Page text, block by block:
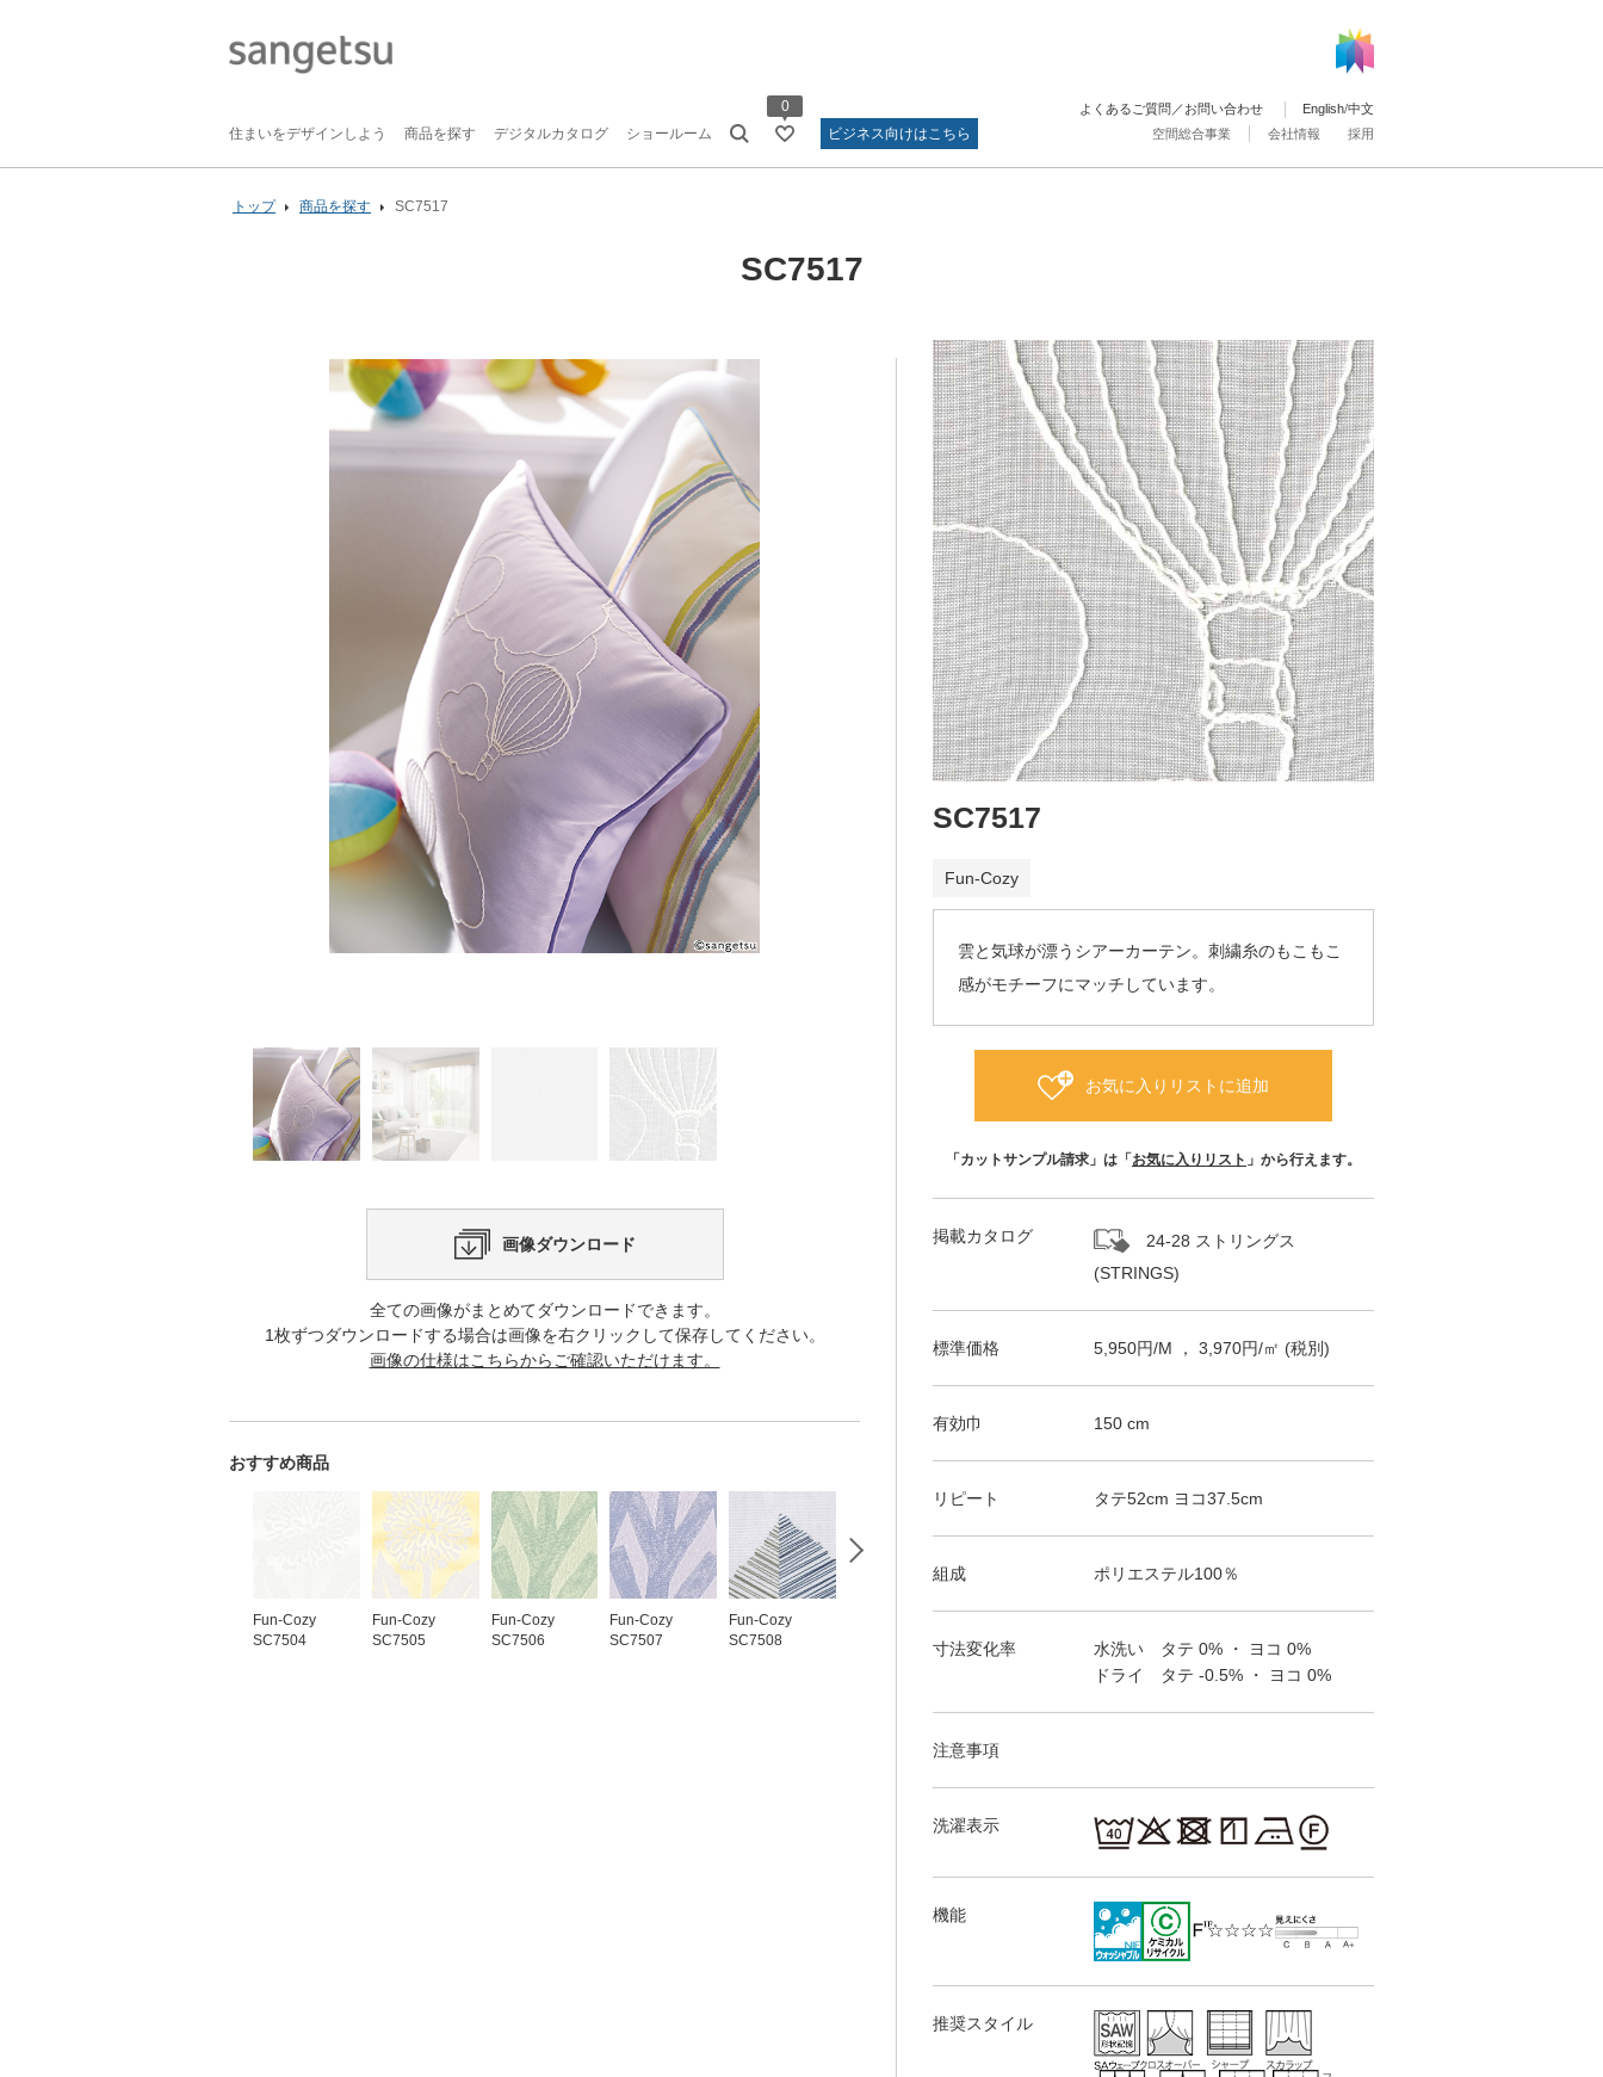
住まいをデザインしよう 商品を探す デジタルカタログ ショールーム
0
ビジネス向けはこちら
空間総合事業 会社情報 採用
よくあるご質問／お問い合わせ English/中文
トップ 商品を探す SC7517
SC7517
画像ダウンロード
全ての画像がまとめてダウンロードできます。
1枚ずつダウンロードする場合は画像を右クリックして保存してください。
画像の仕様はこちらからご確認いただけます。
おすすめ商品
Fun‐Cozy
SC7504
Fun‐Cozy
SC7505
Fun‐Cozy
SC7506
Fun‐Cozy
SC7507
Fun‐Cozy
SC7508
SC7510
SC7511
SC7512
SC7517
Fun‐Cozy
雲と気球が漂うシアーカーテン。刺繍糸のもこもこ
感がモチーフにマッチしています。
お気に入りリストに追加
「カットサンプル請求」は「 お気に入りリスト 」から行えます。
掲載カタログ
24-28 ストリングス
(STRINGS)
標準価格 5,950円/M ， 3,970円/㎡ (税別)
有効巾 150 cm
リピート タテ52cm ヨコ37.5cm
組成 ポリエステル100％
寸法変化率 水洗い タテ 0% ・ ヨコ 0%
ドライ タテ -0.5% ・ ヨコ 0%
注意事項
洗濯表示
機能
推奨スタイル